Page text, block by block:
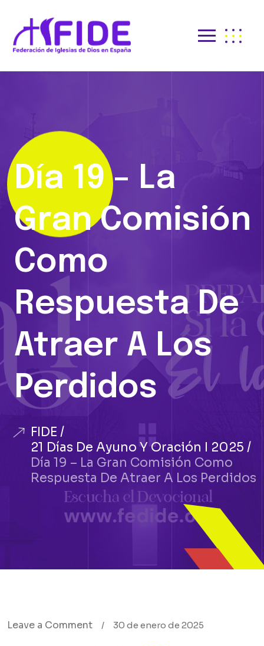
Día 19 – La
Gran Comisión
Como
Respuesta De
Atraer A Los
Perdidos
FIDE
21 Días De Ayuno Y Oración I 2025
Día 19 – La Gran Comisión Como
Respuesta De Atraer A Los Perdidos
Leave a Comment / 30 de enero de 2025